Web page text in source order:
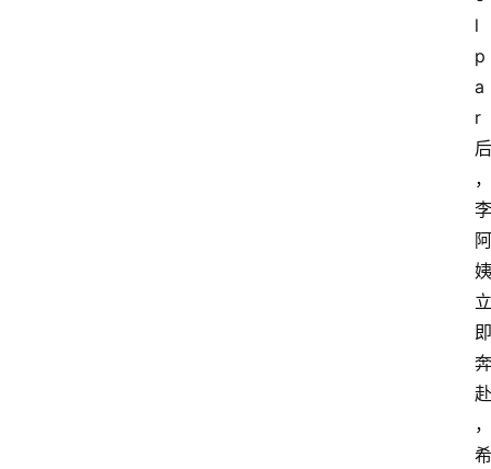
l
p
a
r
后
，
李
阿
姨
立
即
奔
赴
，
希